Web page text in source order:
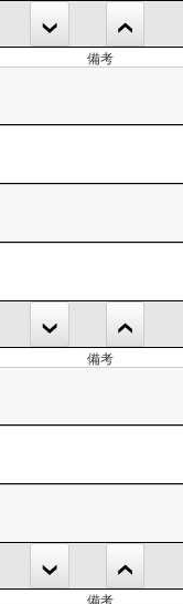
備考
備考
備考